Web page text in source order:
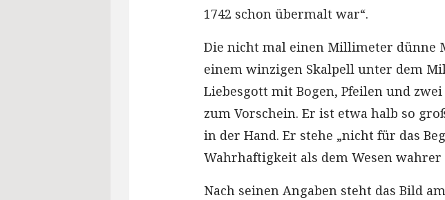
1742 schon übermalt war“.
Die nicht mal einen Millimeter dünne
einem winzigen Skalpell unter dem
Liebesgott mit Bogen, Pfeilen und
zum Vorschein. Er ist etwa halb so
in der Hand. Er stehe „nicht für das
Wahrhaftigkeit als dem Wesen wahrer
Nach seinen Angaben steht das Bild